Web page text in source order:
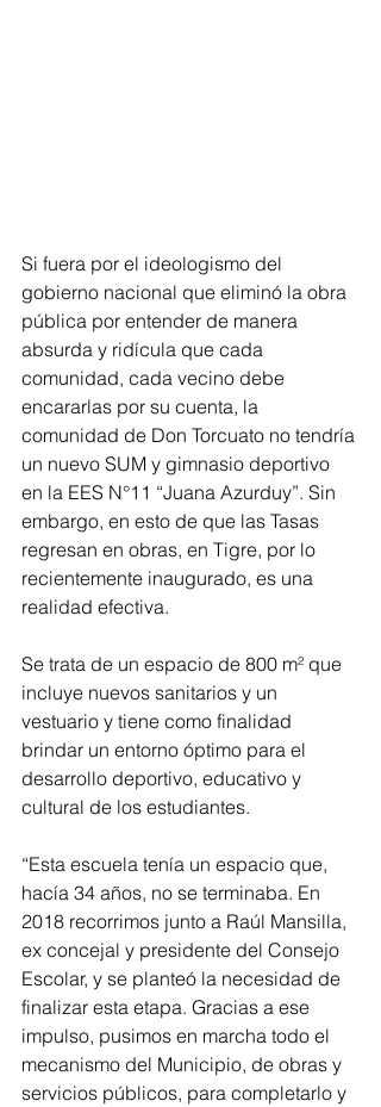
Si fuera por el ideologismo del
gobierno nacional que eliminó la obra
pública por entender de manera
absurda y ridícula que cada
comunidad, cada vecino debe
encararlas por su cuenta, la
comunidad de Don Torcuato no tendría
un nuevo SUM y gimnasio deportivo
en la EES N°11 “Juana Azurduy”. Sin
embargo, en esto de que las Tasas
regresan en obras, en Tigre, por lo
recientemente inaugurado, es una
realidad efectiva.
Se trata de un espacio de 800 m² que
incluye nuevos sanitarios y un
vestuario y tiene como finalidad
brindar un entorno óptimo para el
desarrollo deportivo, educativo y
cultural de los estudiantes.
“Esta escuela tenía un espacio que,
hacía 34 años, no se terminaba. En
2018 recorrimos junto a Raúl Mansilla,
ex concejal y presidente del Consejo
Escolar, y se planteó la necesidad de
finalizar esta etapa. Gracias a ese
impulso, pusimos en marcha todo el
mecanismo del Municipio, de obras y
servicios públicos, para completarlo y